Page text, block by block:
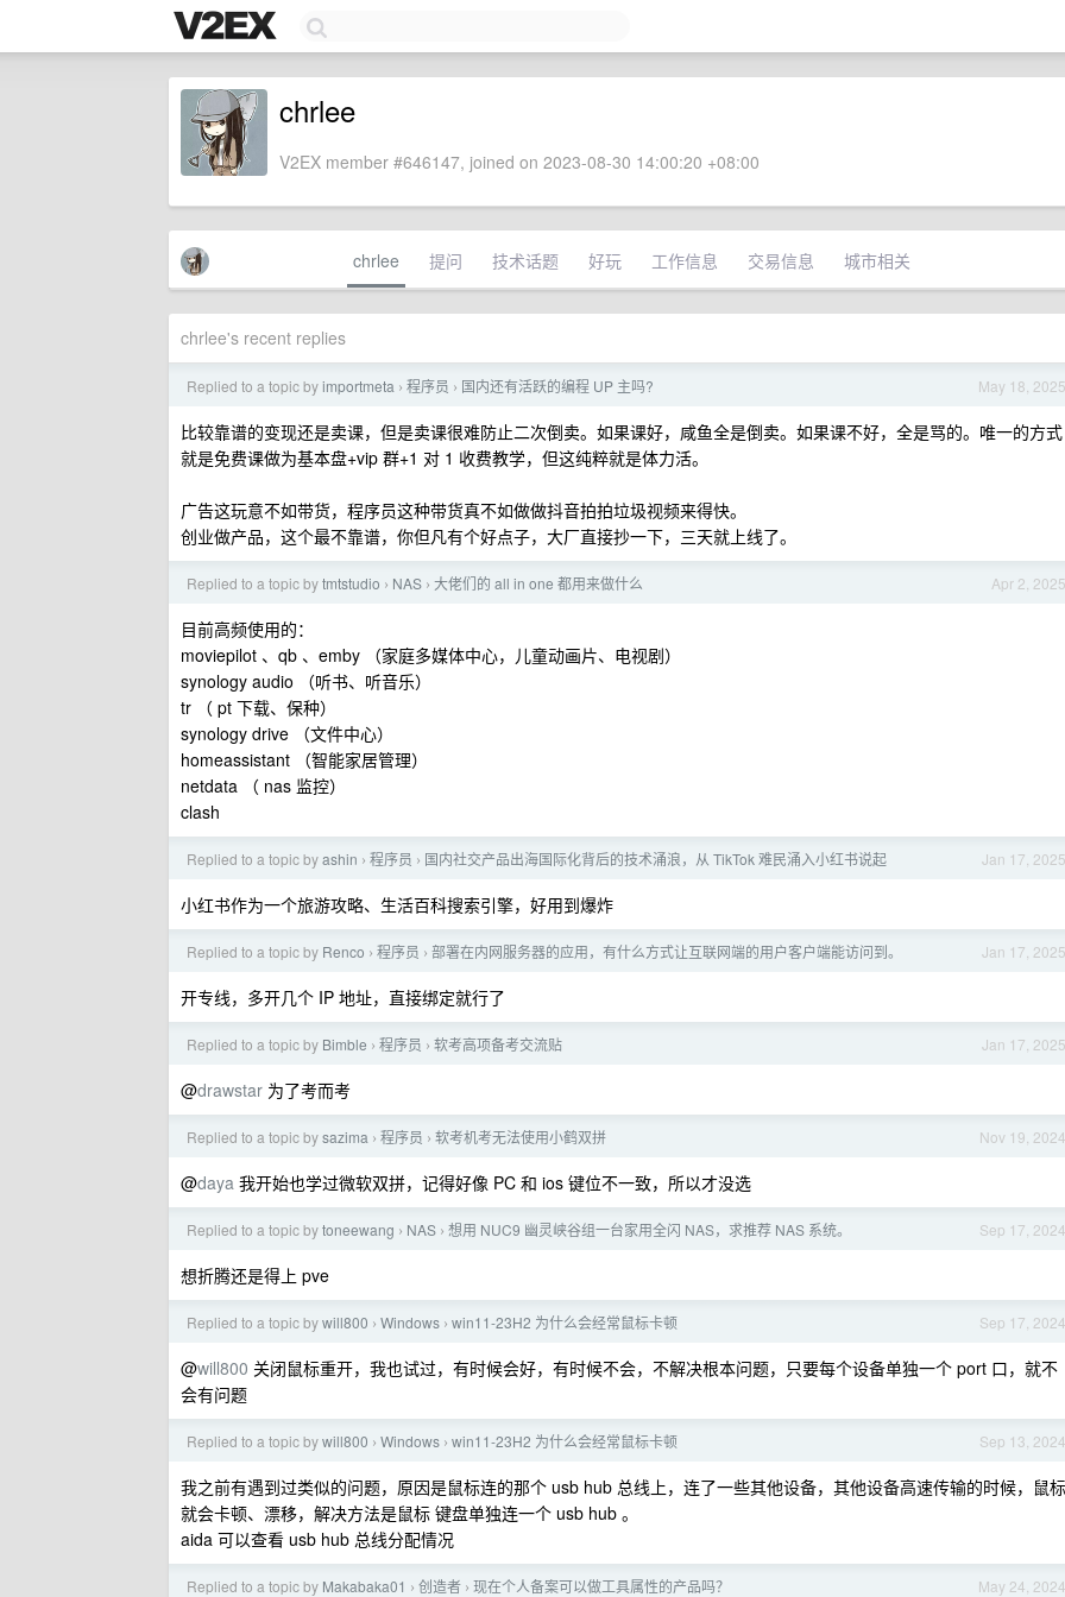
chrlee
V2EX member #646147, joined on 2023-08-30 14:00:20 +08:00
chrlee 提问 技术话题 好玩 工作信息 交易信息 城市相关
chrlee's recent replies
May 18, 2025
Replied to a topic byimportmeta › 程序员 › 国内还有活跃的编程 UP 主吗?
比较靠谱的变现还是卖课，但是卖课很难防止二次倒卖。如果课好，咸鱼全是倒卖。如果课不好，全是骂的。唯一的方式
就是免费课做为基本盘+vip 群+1 对 1 收费教学，但这纯粹就是体力活。
广告这玩意不如带货，程序员这种带货真不如做做抖音拍拍垃圾视频来得快。
创业做产品，这个最不靠谱，你但凡有个好点子，大厂直接抄一下，三天就上线了。
Apr 2, 2025
Replied to a topic bytmtstudio › NAS › 大佬们的 all in one 都用来做什么
目前高频使用的：
moviepilot 、qb 、emby （家庭多媒体中心，儿童动画片、电视剧）
synology audio （听书、听音乐）
tr （ pt 下载、保种）
synology drive （文件中心）
homeassistant （智能家居管理）
netdata （ nas 监控）
clash
Jan 17, 2025
Replied to a topic byashin › 程序员 › 国内社交产品出海国际化背后的技术涌浪，从 TikTok 难民涌入小红书说起
小红书作为一个旅游攻略、生活百科搜索引擎，好用到爆炸
Jan 17, 2025
Replied to a topic by Renco › 程序员 › 部署在内网服务器的应用，有什么方式让互联网端的用户客户端能访问到。
开专线，多开几个 IP 地址，直接绑定就行了
Jan 17, 2025
Replied to a topic by Bimble › 程序员 › 软考高项备考交流贴
@drawstar 为了考而考
Nov 19, 2024
Replied to a topic bysazima › 程序员 › 软考机考无法使用小鹤双拼
@daya 我开始也学过微软双拼，记得好像 PC 和 ios 键位不一致，所以才没选
Sep 17, 2024
Replied to a topic bytoneewang › NAS › 想用 NUC9 幽灵峡谷组一台家用全闪 NAS，求推荐 NAS 系统。
想折腾还是得上 pve
Sep 17, 2024
Replied to a topic bywill800 › Windows › win11-23H2 为什么会经常鼠标卡顿
@will800 关闭鼠标重开，我也试过，有时候会好，有时候不会，不解决根本问题，只要每个设备单独一个 port 口，就不
会有问题
Sep 13, 2024
Replied to a topic bywill800 › Windows › win11-23H2 为什么会经常鼠标卡顿
我之前有遇到过类似的问题，原因是鼠标连的那个 usb hub 总线上，连了一些其他设备，其他设备高速传输的时候，鼠标
就会卡顿、漂移，解决方法是鼠标 键盘单独连一个 usb hub 。
aida 可以查看 usb hub 总线分配情况
May 24, 2024
Replied to a topic by Makabaka01 › 创造者 › 现在个人备案可以做工具属性的产品吗？